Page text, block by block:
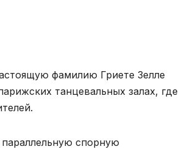
фамилию Гриете Зелле
танцевальных залах, где
спорную